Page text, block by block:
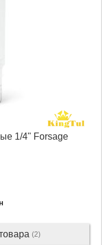
1/4" Forsage
(2)